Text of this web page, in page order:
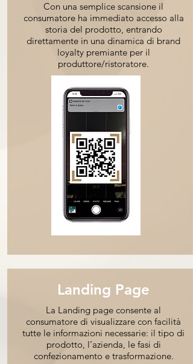
Con una semplice scansione il
consumatore ha immediato accesso alla
storia del prodotto, entrando
direttamente in una dinamica di brand
loyalty premiante per il
produttore/ristoratore.
Landing Page
La Landing page consente al
consumatore di visualizzare con facilità
tutte le informazioni necessarie: il tipo di
prodotto, l’azienda, le fasi di
confezionamento e trasformazione.